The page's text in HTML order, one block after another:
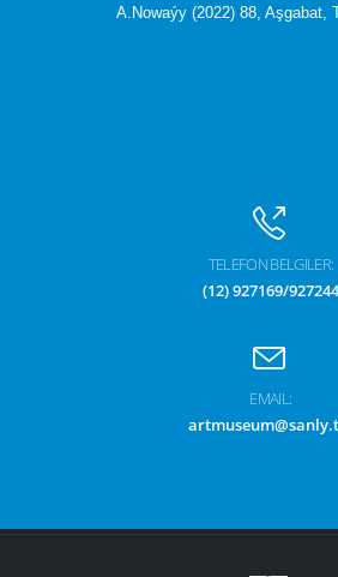
A.Nowaýy (2022) 88, Aşgabat,
TELEFON BELGILER:
(12) 927169/927244
EMAIL: